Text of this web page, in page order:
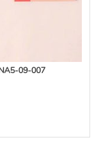
09-007